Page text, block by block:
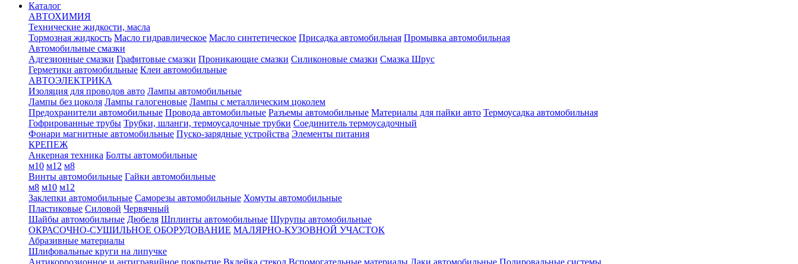
Каталог
АВТОХИМИЯ
Технические жидкости, масла
Тормозная жидкость Масло гидравлическое Масло синтетическое Присадка автомобильная Промывка автомобильная
Автомобильные смазки
Адгезионные смазки Графитовые смазки Проникающие смазки Силиконовые смазки Смазка Шрус
Герметики автомобильные Клеи автомобильные
АВТОЭЛЕКТРИКА
Изоляция для проводов авто Лампы автомобильные
Лампы без цоколя Лампы галогеновые Лампы с металлическим цоколем
Предохранители автомобильные Провода автомобильные Разъемы автомобильные Материалы для пайки авто Термоусадка автомобильная
Гофрированные трубы Трубки, шланги, термоусадочные трубки Соединитель термоусадочный
Фонари магнитные автомобильные Пуско-зарядные устройства Элементы питания
КРЕПЕЖ
Анкерная техника Болты автомобильные
м10 м12 м8
Винты автомобильные Гайки автомобильные
м8 м10 м12
Заклепки автомобильные Саморезы автомобильные Хомуты автомобильные
Пластиковые Силовой Червячный
Шайбы автомобильные Дюбеля Шплинты автомобильные Шурупы автомобильные
ОКРАСОЧНО-СУШИЛЬНОЕ ОБОРУДОВАНИЕ МАЛЯРНО-КУЗОВНОЙ УЧАСТОК
Абразивные материалы
Шлифовальные круги на липучке
Антикоррозионное и антигравийное покрытие Вклейка стекол Вспомогательные материалы Лаки автомобильные Полировальные системы